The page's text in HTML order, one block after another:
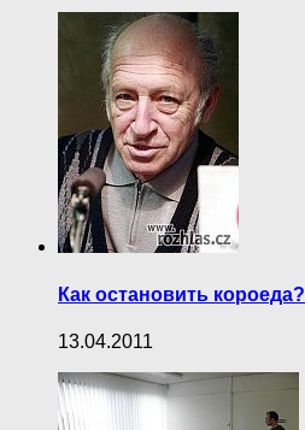
Как остановить короеда?
13.04.2011